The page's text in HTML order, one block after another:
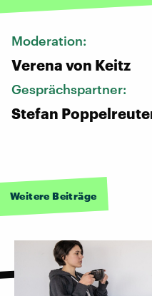
Moderation:
Verena von Keitz
Gesprächspartner:
Stefan
Weitere Beiträge